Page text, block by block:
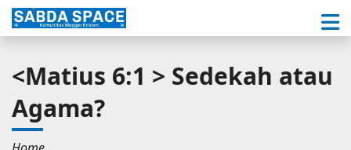
<Matius 6:1 > Sedekah atau
Agama?